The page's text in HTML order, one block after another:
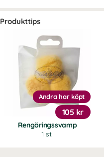
Produkttips
Rengöringssvamp
1 st
Andra har köpt
105 kr